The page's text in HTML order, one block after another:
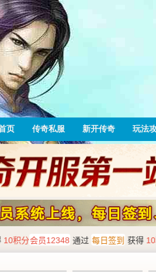
页 传奇私服 新开传奇 玩法